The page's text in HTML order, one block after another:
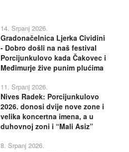
14. Srpanj 2026.
Gradonačelnica Ljerka Cividini
- Dobro došli na naš festival
Porcijunkulovo kada Čakovec i
Međimurje žive punim plućima
11. Srpanj 2026.
Nives Radek: Porcijunkulovo
2026. donosi dvije nove zone i
velika koncertna imena, a u
duhovnoj zoni i “Mali Asiz”
8. Srpanj 2026.